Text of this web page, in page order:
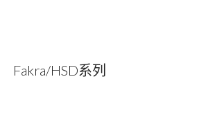
Fakra/HSD系列